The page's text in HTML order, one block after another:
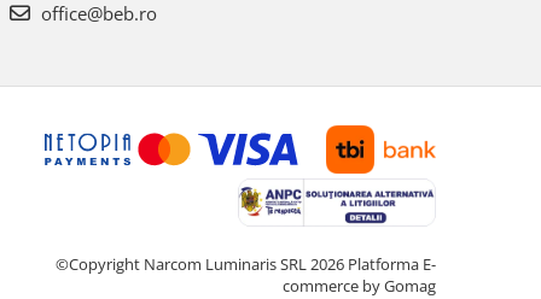
office@beb.ro
©Copyright Narcom Luminaris SRL 2026 Platforma E-
commerce by Gomag